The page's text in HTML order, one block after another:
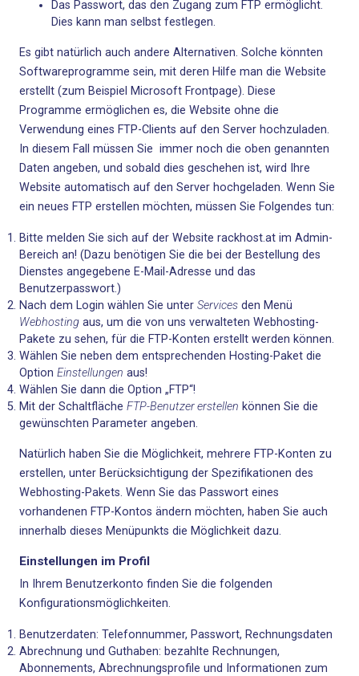
Das Passwort, das den Zugang zum FTP ermöglicht.
Dies kann man selbst festlegen.
Es gibt natürlich auch andere Alternativen. Solche könnten
Softwareprogramme sein, mit deren Hilfe man die Website
erstellt (zum Beispiel Microsoft Frontpage). Diese
Programme ermöglichen es, die Website ohne die
Verwendung eines FTP-Clients auf den Server hochzuladen.
In diesem Fall müssen Sie immer noch die oben genannten
Daten angeben, und sobald dies geschehen ist, wird Ihre
Website automatisch auf den Server hochgeladen. Wenn Sie
ein neues FTP erstellen möchten, müssen Sie Folgendes tun:
Bitte melden Sie sich auf der Website rackhost.at im Admin-
Bereich an! (Dazu benötigen Sie die bei der Bestellung des
Dienstes angegebene E-Mail-Adresse und das
Benutzerpasswort.)
Nach dem Login wählen Sie unter Services den Menü
Webhosting aus, um die von uns verwalteten Webhosting-
Pakete zu sehen, für die FTP-Konten erstellt werden können.
Wählen Sie neben dem entsprechenden Hosting-Paket die
Option Einstellungen aus!
Wählen Sie dann die Option „FTP“!
Mit der Schaltfläche FTP-Benutzer erstellen können Sie die
gewünschten Parameter angeben.
Natürlich haben Sie die Möglichkeit, mehrere FTP-Konten zu
erstellen, unter Berücksichtigung der Spezifikationen des
Webhosting-Pakets. Wenn Sie das Passwort eines
vorhandenen FTP-Kontos ändern möchten, haben Sie auch
innerhalb dieses Menüpunkts die Möglichkeit dazu.
Einstellungen im Profil
In Ihrem Benutzerkonto finden Sie die folgenden
Konfigurationsmöglichkeiten.
Benutzerdaten: Telefonnummer, Passwort, Rechnungsdaten
Abrechnung und Guthaben: bezahlte Rechnungen,
Abonnements, Abrechnungsprofile und Informationen zum